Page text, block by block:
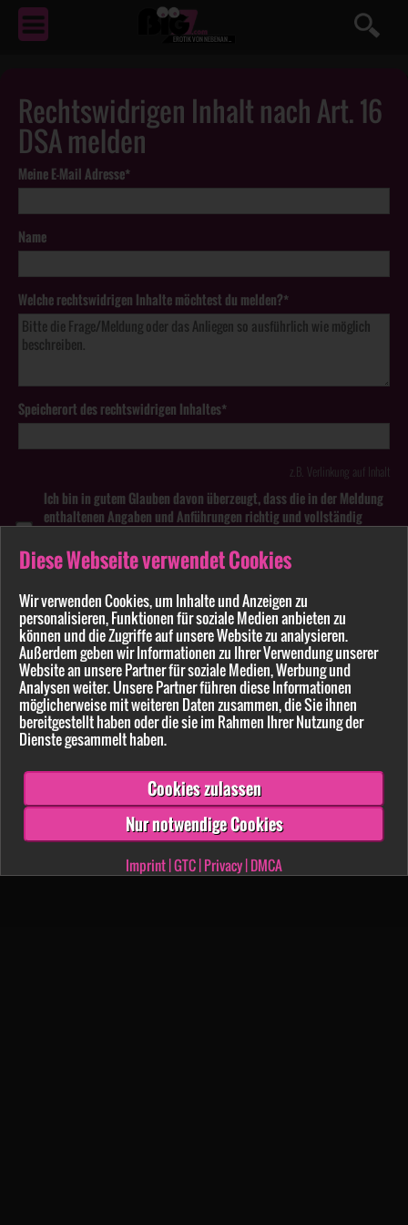
Diese Webseite verwendet Cookies
Wir verwenden Cookies, um Inhalte und Anzeigen zu
personalisieren, Funktionen für soziale Medien anbieten zu
können und die Zugriffe auf unsere Website zu analysieren.
Außerdem geben wir Informationen zu Ihrer Verwendung unserer
Website an unsere Partner für soziale Medien, Werbung und
Analysen weiter. Unsere Partner führen diese Informationen
möglicherweise mit weiteren Daten zusammen, die Sie ihnen
bereitgestellt haben oder die sie im Rahmen Ihrer Nutzung der
Dienste gesammelt haben.
Cookies zulassen
Nur notwendige Cookies
Imprint|GTC|Privacy|DMCA
EROTIKVON NEBENAN ...
Rechtswidrigen Inhalt nach Art. 16
DSA melden
Meine E-Mail Adresse*
Name
Welche rechtswidrigen Inhalte möchtest du melden?*
Speicherort des rechtswidrigen Inhaltes*
z.B. Verlinkung auf Inhalt
Ich bin in gutem Glauben davon überzeugt, dass die in der Meldung
enthaltenen Angaben und Anführungen richtig und vollständig
rechtswidrigen Inhalten können strafbar sein.
Pflichtfelder sind mit * markiert
Bitte beachten Sie unsereDatenschutzerklärung.